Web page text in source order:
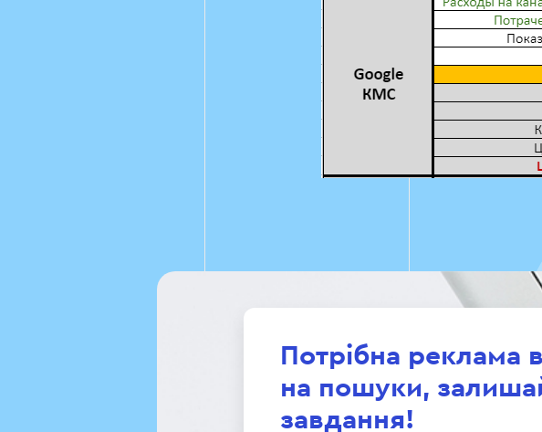
Потрібна реклама
на пошуки,
завдання!